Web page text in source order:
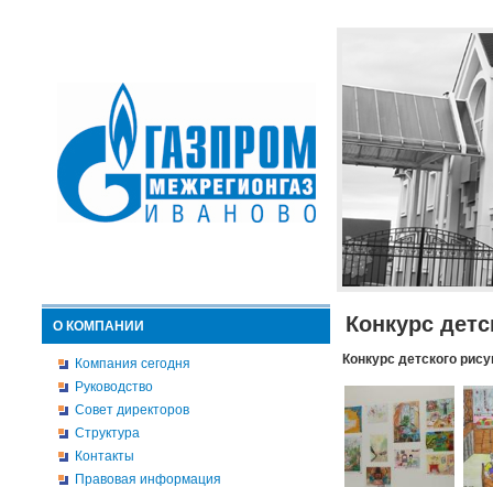
О КОМПАНИИ
Компания сегодня
Руководство
Совет директоров
Структура
Контакты
Правовая информация
Конкурс
Конкурс детского